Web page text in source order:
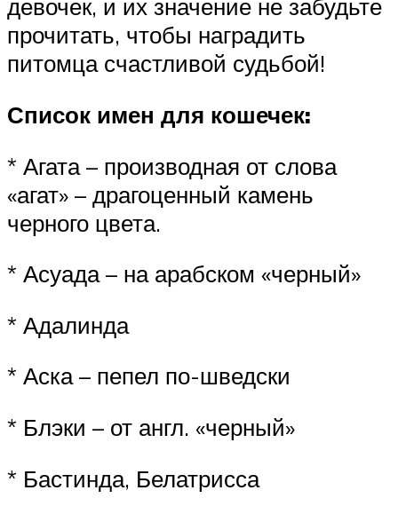
девочек, и их значение не забудьте
прочитать, чтобы наградить
питомца счастливой судьбой!
Список имен для кошечек:
* Агата – производная от слова
«агат» – драгоценный камень
черного цвета.
* Асуада – на арабском «черный»
* Адалинда
* Аска – пепел по-шведски
* Блэки – от англ. «черный»
* Бастинда, Белатрисса